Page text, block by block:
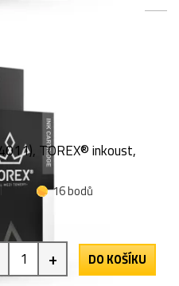
TOREX® inkoust,
16 bodů
+ DO KOŠÍKU